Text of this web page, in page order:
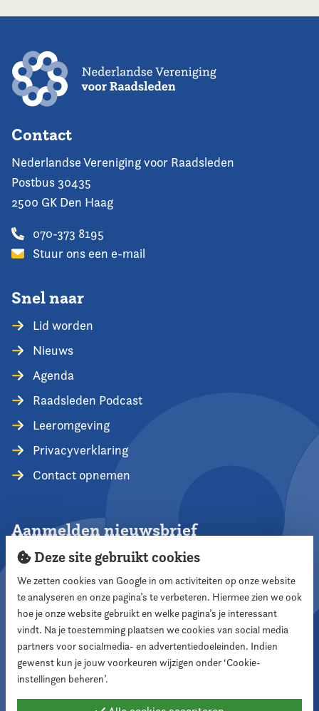
Contact
Nederlandse Vereniging voor Raadsleden
Postbus 30435
2500 GK Den Haag
070-373 8195
Stuur ons een e-mail
Snel naar
Lid worden
Nieuws
Agenda
Raadsleden Podcast
Leeromgeving
Privacyverklaring
Contact opnemen
Aanmelden nieuwsbrief
Aanmelden
Volg ons
Deze site gebruikt cookies
We zetten cookies van Google in om activiteiten op onze website
te analyseren en onze pagina’s te verbeteren. Hiermee zien we ook
hoe je onze website gebruikt en welke pagina’s je interessant
vindt. Na je toestemming plaatsen we cookies van social media
partners voor socialmedia- en advertentiedoeleinden. Indien
gewenst kun je jouw voorkeuren wijzigen onder ‘Cookie-
instellingen beheren’.